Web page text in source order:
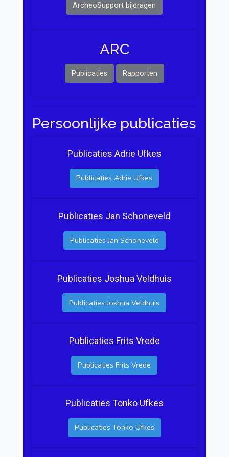
ArcheoSupport bijdragen
ARC
Publicaties Rapporten
Persoonlijke publicaties
Publicaties Adrie Ufkes
Publicaties Adrie Ufkes
Publicaties Jan Schoneveld
Publicaties Jan Schoneveld
Publicaties Joshua Veldhuis
Publicaties Joshua Veldhuis
Publicaties Frits Vrede
Publicaties Frits Vrede
Publicaties Tonko Ufkes
Publicaties Tonko Ufkes